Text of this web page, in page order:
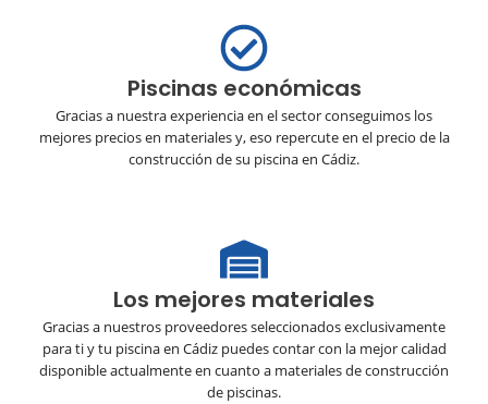
Piscinas económicas
Gracias a nuestra experiencia en el sector conseguimos los
mejores precios en materiales y, eso repercute en el precio de la
construcción de su piscina en Cádiz.
Los mejores materiales
Gracias a nuestros proveedores seleccionados exclusivamente
para ti y tu piscina en Cádiz puedes contar con la mejor calidad
disponible actualmente en cuanto a materiales de construcción
de piscinas.